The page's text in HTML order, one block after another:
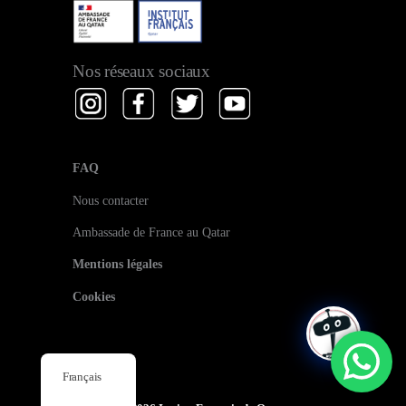
Nos réseaux sociaux
FAQ
Nous contacter
Ambassade de France au Qatar
Mentions légales
Cookies
Français